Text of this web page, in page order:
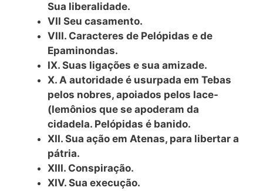
Sua liberalidade.
VII Seu casamento.
VIII. Caracteres de Pelópidas e de
Epaminondas.
IX. Suas ligações e sua amizade.
X. A autoridade é usurpada em Tebas
pelos nobres, apoiados pelos lace-
(lemônios que se apoderam da
cidadela. Pelópidas é banido.
XII. Sua ação em Atenas, para libertar a
pátria.
XIII. Conspiração.
XIV. Sua execução.